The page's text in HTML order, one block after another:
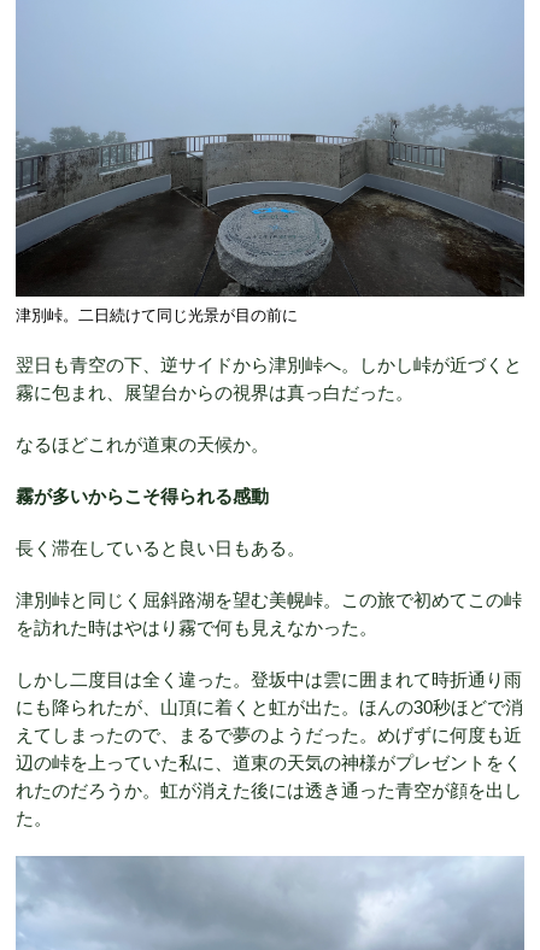
津別峠。二日続けて同じ光景が目の前に
翌日も青空の下、逆サイドから津別峠へ。しかし峠が近づくと
霧に包まれ、展望台からの視界は真っ白だった。
なるほどこれが道東の天候か。
霧が多いからこそ得られる感動
長く滞在していると良い日もある。
津別峠と同じく屈斜路湖を望む美幌峠。この旅で初めてこの峠
を訪れた時はやはり霧で何も見えなかった。
しかし二度目は全く違った。登坂中は雲に囲まれて時折通り雨
にも降られたが、山頂に着くと虹が出た。ほんの30秒ほどで消
えてしまったので、まるで夢のようだった。めげずに何度も近
辺の峠を上っていた私に、道東の天気の神様がプレゼントをく
れたのだろうか。虹が消えた後には透き通った青空が顔を出し
た。